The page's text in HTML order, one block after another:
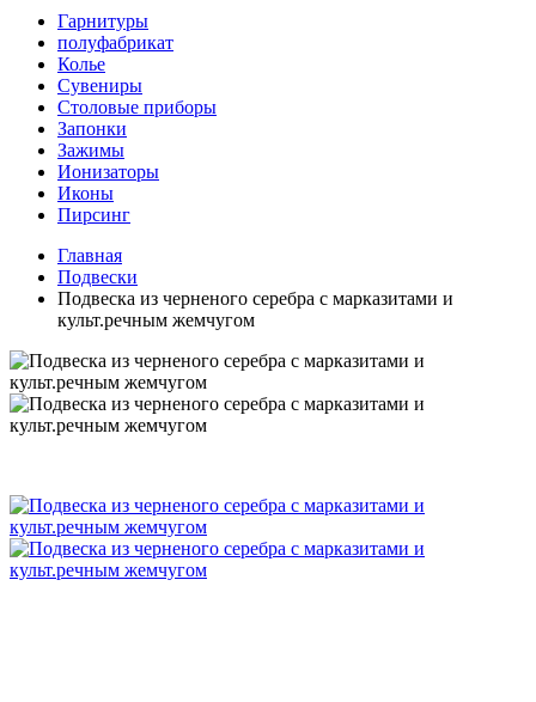
Гарнитуры
полуфабрикат
Колье
Сувениры
Столовые приборы
Запонки
Зажимы
Ионизаторы
Иконы
Пирсинг
Главная
Подвески
Подвеска из черненого серебра с марказитами и
культ.речным жемчугом